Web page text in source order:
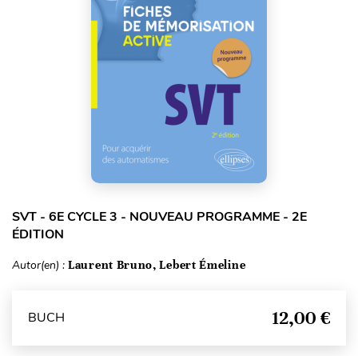
SVT - 6E CYCLE 3 - NOUVEAU PROGRAMME - 2E
ÉDITION
Autor(en) : Laurent Bruno, Lebert Émeline
BUCH 12,00 €